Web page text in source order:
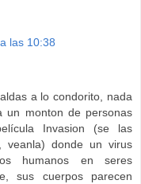
las 10:38
a lo condorito, nada
un monton de personas
Invasion (se las
veanla) donde un virus
humanos en seres
sus cuerpos parecen